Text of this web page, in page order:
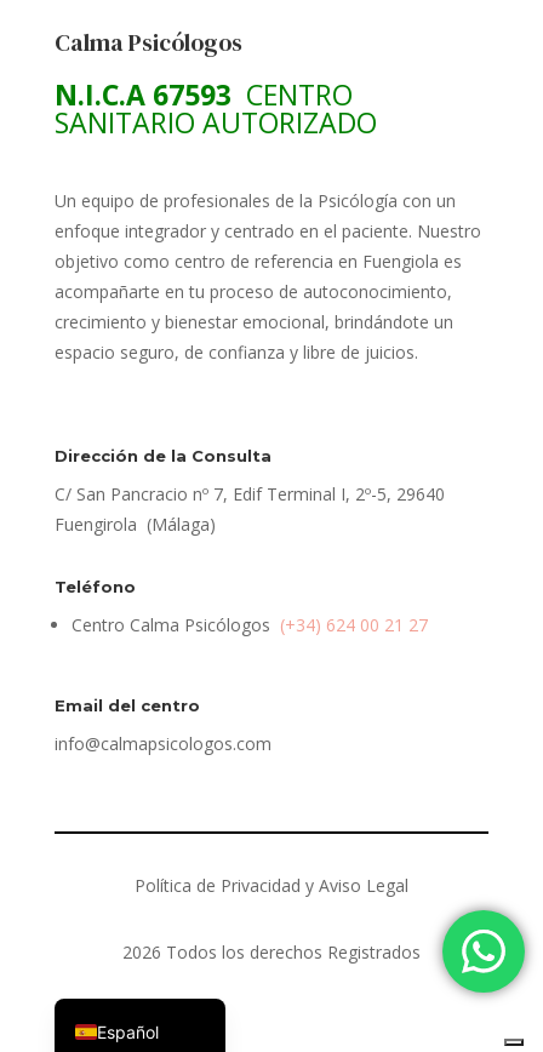
Calma Psicólogos
N.I.C.A 67593 CENTRO
SANITARIO AUTORIZADO
Un equipo de profesionales de la Psicólogía con un
enfoque integrador y centrado en el paciente. Nuestro
objetivo como centro de referencia en Fuengiola es
acompañarte en tu proceso de autoconocimiento,
crecimiento y bienestar emocional, brindándote un
espacio seguro, de confianza y libre de juicios.
Dirección de la Consulta
C/ San Pancracio nº 7, Edif Terminal I, 2º-5, 29640
Fuengirola (Málaga)
Teléfono
Centro Calma Psicólogos (+34) 624 00 21 27
Email del centro
info@calmapsicologos.com
Política de Privacidad y Aviso Legal
2026 Todos los derechos Registrados
Español